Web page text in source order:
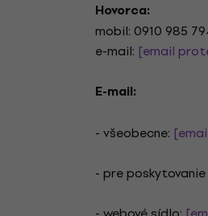
Hovorca:
mobil: 0910 985
e-mail: [email
E-mail:
- všeobecne:
- pre